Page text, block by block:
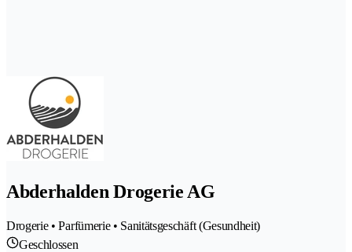
Abderhalden Drogerie AG
Drogerie • Parfümerie • Sanitätsgeschäft (Gesundheit)
Geschlossen